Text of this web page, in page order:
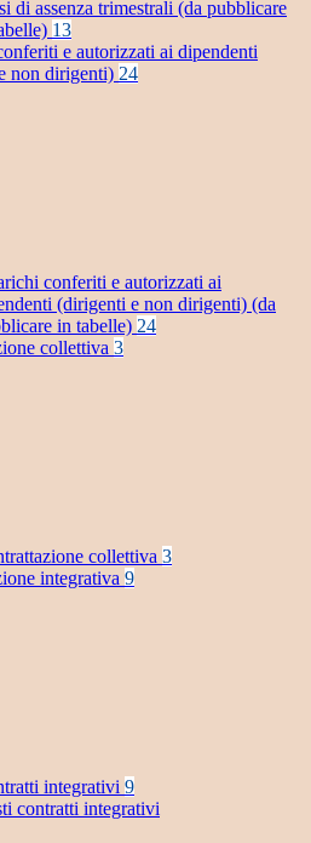
di assenza trimestrali (da pubblicare
13
e autorizzati ai dipendenti
non dirigenti) 24
conferiti e autorizzati ai
(dirigenti e non dirigenti) (da
in tabelle) 24
collettiva 3
collettiva 3
integrativa 9
integrativi 9
contratti integrativi